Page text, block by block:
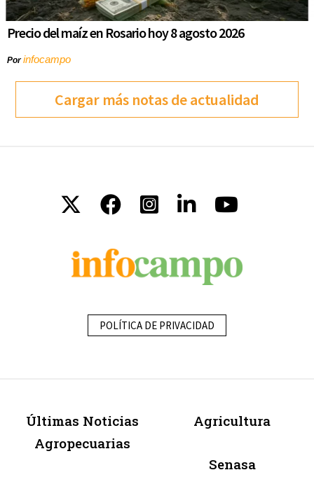
Precio del maíz en Rosario hoy 8 agosto 2026
Porinfocampo
Cargar más notas de actualidad
POLÍTICA DE PRIVACIDAD
Últimas Noticias
Agropecuarias
Agricultura
Senasa